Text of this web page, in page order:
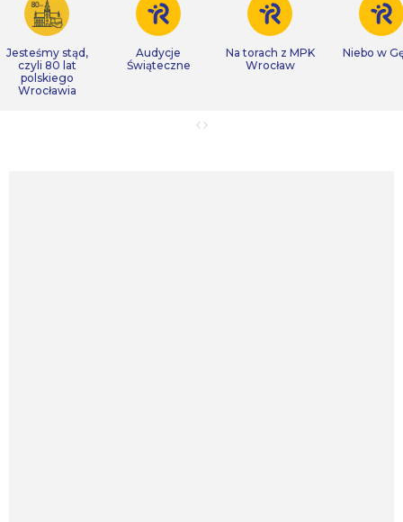
Jesteśmy stąd,
czyli 80 lat
polskiego
Wrocławia
Audycje
Świąteczne
Na torach z MPK
Wrocław
Niebo w